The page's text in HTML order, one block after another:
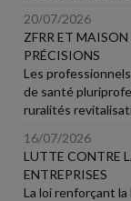
20/07/2026
ZFRR ET MAISON
PRÉCISIONS
Les
de santé
ruralités
16/07/2026
LUTTE CONTRE
ENTREPRISES
La loi renforçant